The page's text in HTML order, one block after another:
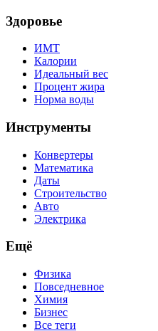
Здоровье
ИМТ
Калории
Идеальный вес
Процент жира
Норма воды
Инструменты
Конвертеры
Математика
Даты
Строительство
Авто
Электрика
Ещё
Физика
Повседневное
Химия
Бизнес
Все теги